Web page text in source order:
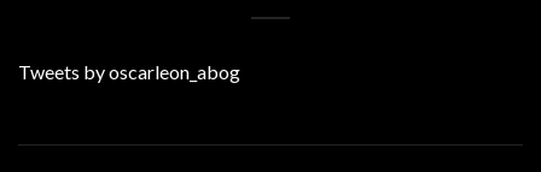
Tweets by oscarleon_abog